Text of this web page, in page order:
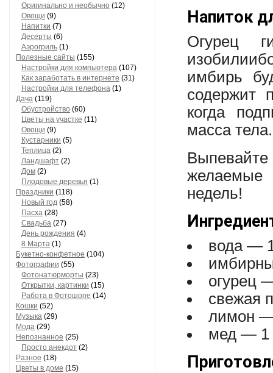
Оригинально и необычно (12)
Овощи (9)
Напитки (7)
Десерты (6)
Аэрогриль (1)
Полезные сайты (155)
Настройки для компьютера (107)
Как заработать в интернете (31)
Настройки для телефона (1)
Дача (119)
Обустройство (60)
Цветы на участке (11)
Овощи (9)
Кустарники (5)
Теплица (2)
Ландшафт (2)
Дом (2)
Плодовые деревья (1)
Праздники (118)
Новый год (58)
Пасха (28)
Свадьба (27)
День рождения (4)
8 Марта (1)
Букетно-конфетное (104)
Фотографии (55)
Фотонатюрморты (23)
Открытки, картинки (15)
Работа в Фотошопе (14)
Кошки (52)
Музыка (29)
Мода (29)
Непознанное (25)
Просто анекдот (2)
Разное (18)
Цветы в доме (15)
Напиток
Огурец
имбирь
содержит
когда
масса тела.
желаемые
недель!
вода —
огурец
свежая
лимон
мед — 1